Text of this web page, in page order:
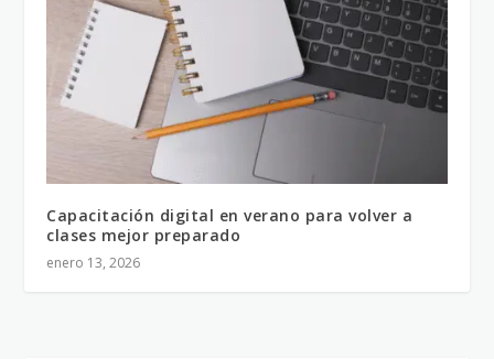
Capacitación digital en verano para volver a
clases mejor preparado
enero 13, 2026